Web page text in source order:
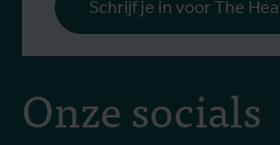
Onze socials
Schrijf je in voor The